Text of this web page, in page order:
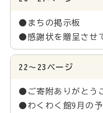
●まちの掲示板
●感謝状を贈呈させ
22～23ページ
●ご寄附ありがとう
●わくわく館9月の予